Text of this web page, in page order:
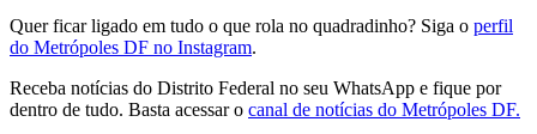
Quer ficar ligado em tudo o que rola no quadradinho? Siga o perfil
do Metrópoles DF no Instagram.
Receba notícias do Distrito Federal no seu WhatsApp e fique por
dentro de tudo. Basta acessar o canal de notícias do Metrópoles DF.